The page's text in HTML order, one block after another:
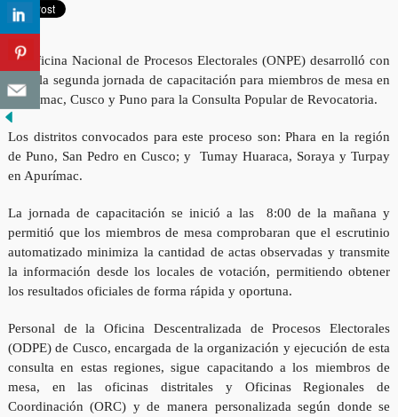
La Oficina Nacional de Procesos Electorales (ONPE) desarrolló con
éxito la segunda jornada de capacitación para miembros de mesa en
Apurímac, Cusco y Puno para la Consulta Popular de Revocatoria.
Los distritos convocados para este proceso son: Phara en la región
de Puno, San Pedro en Cusco; y Tumay Huaraca, Soraya y Turpay
en Apurímac.
La jornada de capacitación se inició a las 8:00 de la mañana y
permitió que los miembros de mesa comprobaran que el escrutinio
automatizado minimiza la cantidad de actas observadas y transmite
la información desde los locales de votación, permitiendo obtener
los resultados oficiales de forma rápida y oportuna.
Personal de la Oficina Descentralizada de Procesos Electorales
(ODPE) de Cusco, encargada de la organización y ejecución de esta
consulta en estas regiones, sigue capacitando a los miembros de
mesa, en las oficinas distritales y Oficinas Regionales de
Coordinación (ORC) y de manera personalizada según donde se